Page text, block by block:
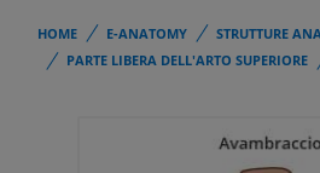
HOME E-ANATOMY STRUTTURE
PARTE LIBERA DELL'ARTO SUPERIORE